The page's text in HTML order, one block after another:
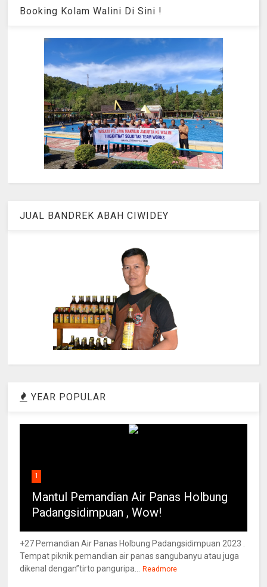
Booking Kolam Walini Di Sini !
JUAL BANDREK ABAH CIWIDEY
YEAR POPULAR
1
Mantul Pemandian Air Panas Holbung
Padangsidimpuan , Wow!
+27 Pemandian Air Panas Holbung Padangsidimpuan 2023 .
Tempat piknik pemandian air panas sangubanyu atau juga
dikenal dengan”tirto panguripa...
Readmore